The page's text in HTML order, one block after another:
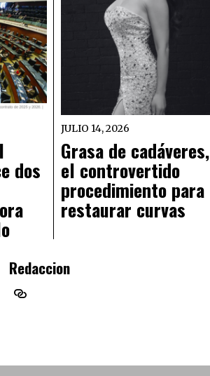
dos
JULIO 14, 2026
Grasa de cadáveres,
el controvertido
procedimiento para
restaurar curvas
Redaccion